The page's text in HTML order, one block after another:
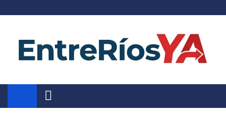
Noticias de Entre Ríos
Información de toda la provincia ahora